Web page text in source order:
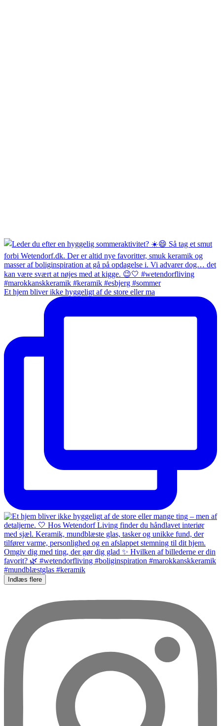
Et hjem bliver ikke hyggeligt af de store eller ma
Indlæs flere